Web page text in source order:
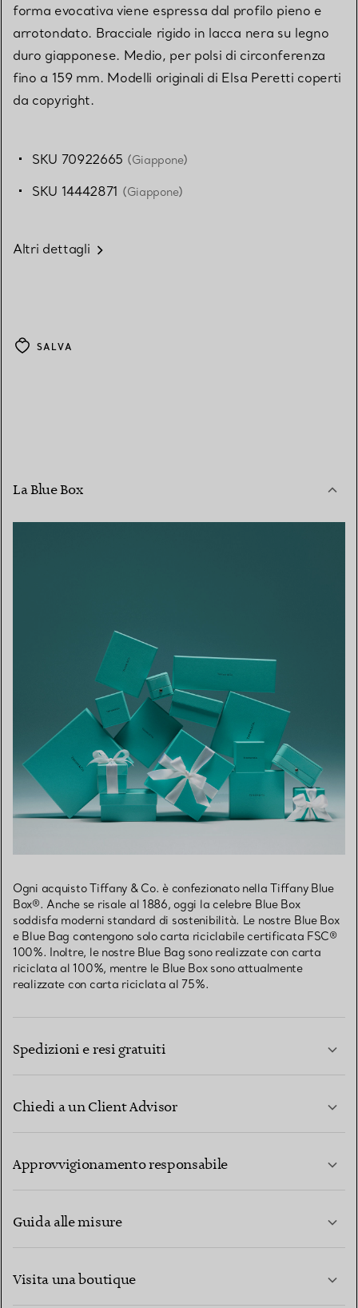
forma evocativa viene espressa dal profilo pieno e
arrotondato. Bracciale rigido in lacca nera su legno
duro giapponese. Medio, per polsi di circonferenza
fino a 159 mm. Modelli originali di Elsa Peretti coperti
da copyright.
SKU 70922665 (Giappone)
SKU 14442871 (Giappone)
Altri dettagli
SALVA
La Blue Box
Ogni acquisto Tiffany & Co. è confezionato nella Tiffany Blue
Box®. Anche se risale al 1886, oggi la celebre Blue Box
soddisfa moderni standard di sostenibilità. Le nostre Blue Box
e Blue Bag contengono solo carta riciclabile certificata FSC®
100%. Inoltre, le nostre Blue Bag sono realizzate con carta
riciclata al 100%, mentre le Blue Box sono attualmente
realizzate con carta riciclata al 75%.
Spedizioni e resi gratuiti
Chiedi a un Client Advisor
Approvvigionamento responsabile
Guida alle misure
Visita una boutique